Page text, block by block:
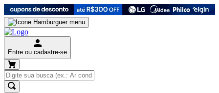
Entre ou cadastre-se